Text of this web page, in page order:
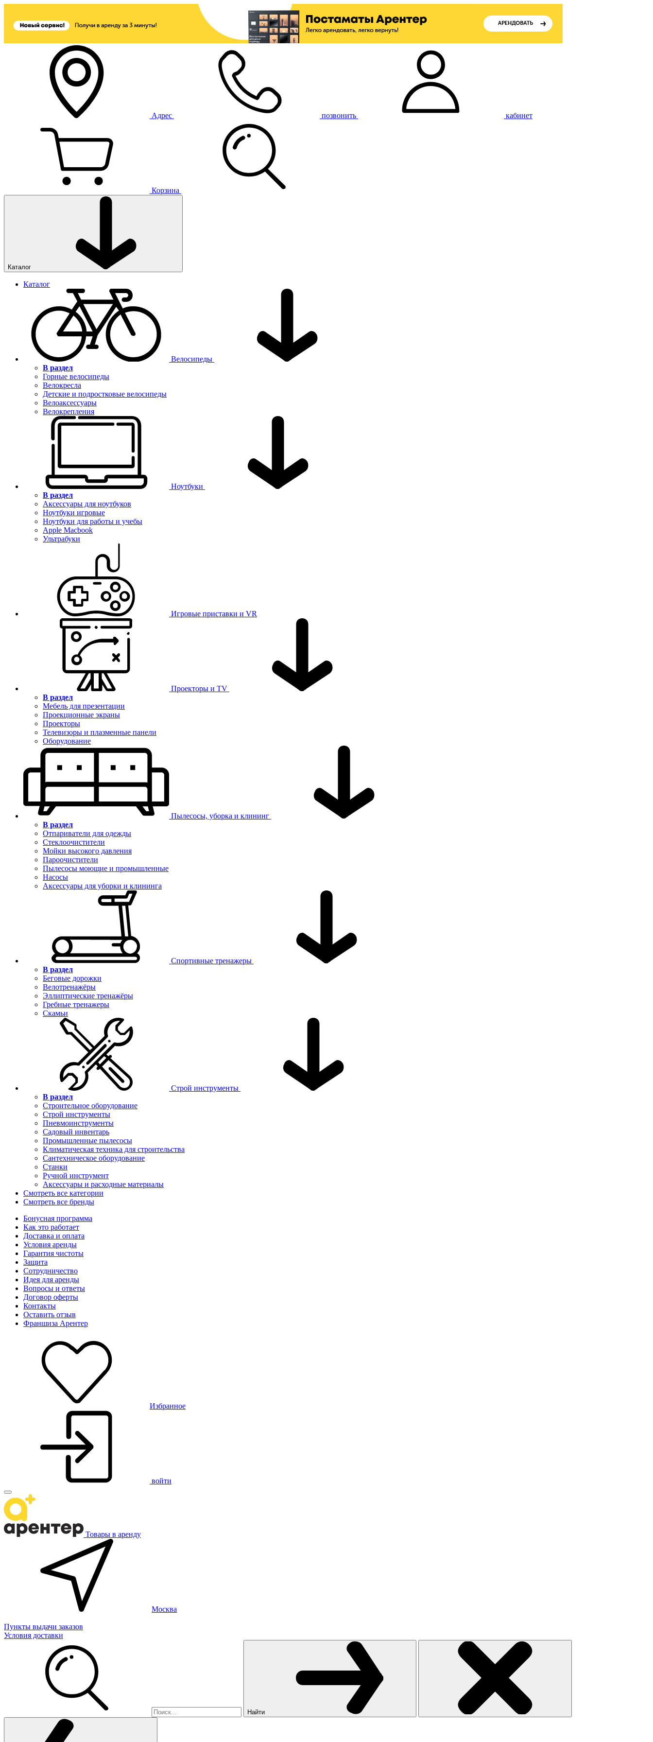
Адрес позвонить кабинет
Корзина
Каталог
Каталог
Велосипеды
В раздел
Горные велосипеды
Велокресла
Детские и подростковые велосипеды
Велоаксессуары
Велокрепления
Ноутбуки
В раздел
Аксессуары для ноутбуков
Ноутбуки игровые
Ноутбуки для работы и учебы
Apple Macbook
Ультрабуки
Игровые приставки и VR
Проекторы и TV
В раздел
Мебель для презентации
Проекционные экраны
Проекторы
Телевизоры и плазменные панели
Оборудование
Пылесосы, уборка и клининг
В раздел
Отпариватели для одежды
Стеклоочистители
Мойки высокого давления
Пароочистители
Пылесосы моющие и промышленные
Насосы
Аксессуары для уборки и клининга
Спортивные тренажеры
В раздел
Беговые дорожки
Велотренажёры
Эллиптические тренажёры
Гребные тренажеры
Скамьи
Строй инструменты
В раздел
Строительное оборудование
Строй инструменты
Пневмоинструменты
Садовый инвентарь
Промышленные пылесосы
Климатическая техника для строительства
Сантехническое оборудование
Станки
Ручной инструмент
Аксессуары и расходные материалы
Смотреть все категории
Смотреть все бренды
Бонусная программа
Как это работает
Доставка и оплата
Условия аренды
Гарантия чистоты
Защита
Сотрудничество
Идея для аренды
Вопросы и ответы
Договор оферты
Контакты
Оставить отзыв
Франшиза Арентер
Избранное
войти
Товары в аренду
Москва
Пункты выдачи заказов
Условия доставки
Найти